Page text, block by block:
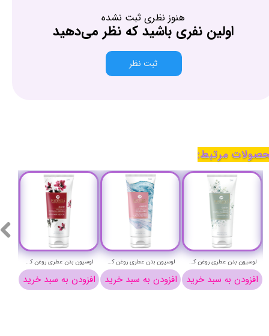
هنوز نظری ثبت نشده
اولین نفری باشید که نظر می‌دهید
ثبت نظر
لوسیون بدن عطری روغن کافشه با رایحه گودگرل کارولینا هررا پوتنزا حچم 250 میلی لیتر - POTENZA PERFUME BODY LOTION
افزودن به سبد خرید
لوسیون بدن عطری روغن کافشه با رایحه شی وود دیسکوارد پوتنزا حچم 250 میلی لیتر - POTENZA PERFUME BODY LOTION
افزودن به سبد خرید
لوسیون بدن عطری روغن کافشه با رایحه دولچه گابانا پوتنزا حچم 250 میلی لیتر - POTENZA PERFUME BODY LOTION
افزودن به سبد خرید
مرتبط: